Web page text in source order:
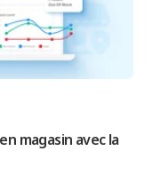
magasin avec la